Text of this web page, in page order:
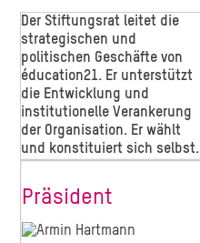
Der Stiftungsrat leitet die
strategischen und
politischen Geschäfte von
éducation21. Er unterstützt
die Entwicklung und
institutionelle Verankerung
der Organisation. Er wählt
und konstituiert sich selbst.
Präsident